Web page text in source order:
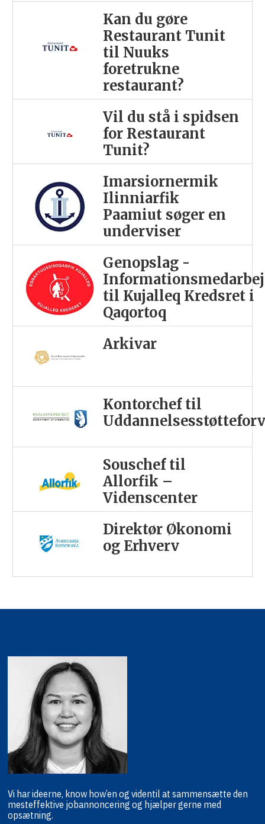
Kan du gøre
Restaurant Tunit
til Nuuks
foretrukne
restaurant?
Vil du stå i spidsen
for Restaurant
Tunit?
Imarsiornermik
Ilinniarfik
Paamiut søger en
underviser
Genopslag -
til Kujalleq Kredsret i
Qaqortoq
Arkivar
Kontorchef til
Souschef til
Allorfik –
Videnscenter
Direktør Økonomi
og Erhverv
Vi har ideerne, know how’en og videntil at sammensætte den
mesteffektive jobannoncering og hjælpergerne med
opsætning.